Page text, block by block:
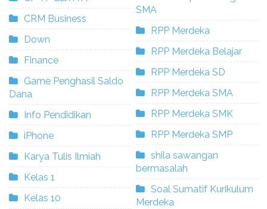
CRM Business
Down
Finance
Game Penghasil Saldo
Dana
Info Pendidikan
iPhone
Karya Tulis Ilmiah
Kelas 1
Kelas 10
SMA
RPP Merdeka
RPP Merdeka Belajar
RPP Merdeka SD
RPP Merdeka SMA
RPP Merdeka SMK
RPP Merdeka SMP
shila sawangan
bermasalah
Soal Sumatif Kurikulum
Merdeka